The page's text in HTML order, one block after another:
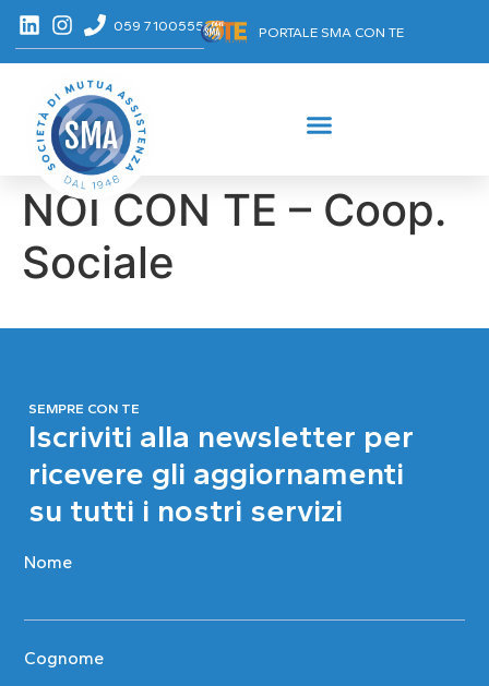
059 7100555 PORTALE SMA CON TE
NOI CON TE – Coop.
Sociale
SEMPRE CON TE
Iscriviti alla newsletter per
ricevere gli aggiornamenti
su tutti i nostri servizi
Nome
Cognome